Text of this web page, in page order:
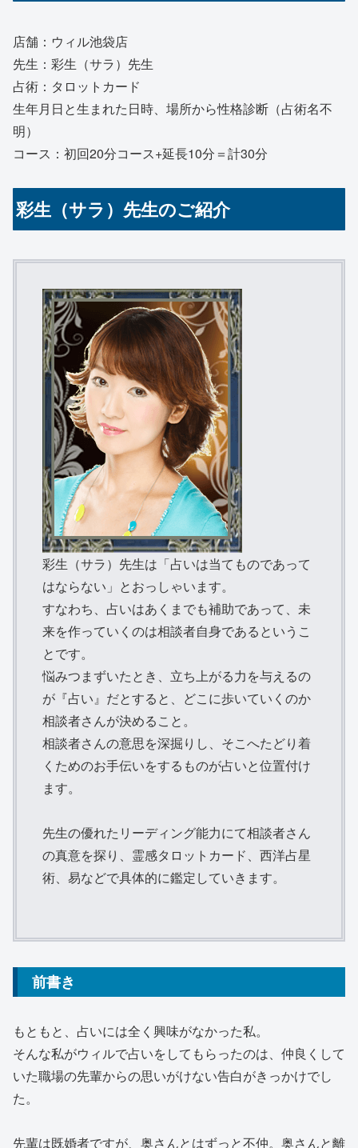
店舗：ウィル池袋店
先生：彩生（サラ）先生
占術：タロットカード
生年月日と生まれた日時、場所から性格診断（占術名不
明）
コース：初回20分コース+延長10分＝計30分
彩生（サラ）先生のご紹介
彩生（サラ）先生は「占いは当てものであって
はならない」とおっしゃいます。
すなわち、占いはあくまでも補助であって、未
来を作っていくのは相談者自身であるというこ
とです。
悩みつまずいたとき、立ち上がる力を与えるの
が『占い』だとすると、どこに歩いていくのか
相談者さんが決めること。
相談者さんの意思を深掘りし、そこへたどり着
くためのお手伝いをするものが占いと位置付け
ます。
先生の優れたリーディング能力にて相談者さん
の真意を探り、霊感タロットカード、西洋占星
術、易などで具体的に鑑定していきます。
前書き
もともと、占いには全く興味がなかった私。
そんな私がウィルで占いをしてもらったのは、仲良くして
いた職場の先輩からの思いがけない告白がきっかけでし
た。
先輩は既婚者ですが、奥さんとはずっと不仲。奥さんと離